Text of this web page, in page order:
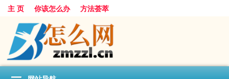
主 页 你该怎么办 方法荟萃